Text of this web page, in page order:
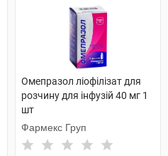
Омепразол ліофілізат для
розчину для інфузій 40 мг 1
шт
Фармекс Груп